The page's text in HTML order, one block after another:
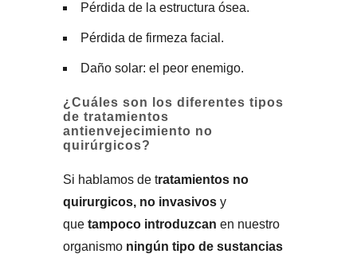
Pérdida de la estructura ósea.
Pérdida de firmeza facial.
Daño solar: el peor enemigo.
¿Cuáles son los diferentes tipos
de tratamientos
antienvejecimiento no
quirúrgicos?
Si hablamos de tratamientos no
quirurgicos, no invasivos y
que tampoco introduzcan en nuestro
organismo ningún tipo de sustancias